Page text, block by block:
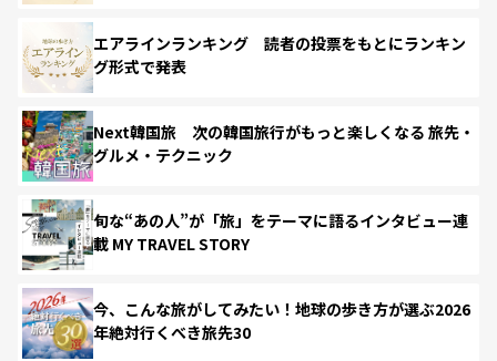
エアラインランキング 読者の投票をもとにランキン
グ形式で発表
Next韓国旅 次の韓国旅行がもっと楽しくなる 旅先・
グルメ・テクニック
旬な“あの人”が「旅」をテーマに語るインタビュー連
載 MY TRAVEL STORY
今、こんな旅がしてみたい！地球の歩き方が選ぶ2026
年絶対行くべき旅先30